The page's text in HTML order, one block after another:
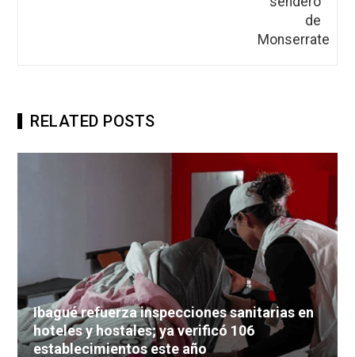
RELATED POSTS
Ibagué refuerza inspecciones sanitarias en
hoteles y hostales; ya verificó 106
establecimientos este año